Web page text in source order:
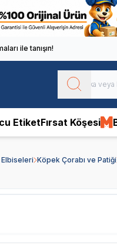
ile tanışın!
EtiketFırsat Köşesi
Köpek Çorabı ve Patiği